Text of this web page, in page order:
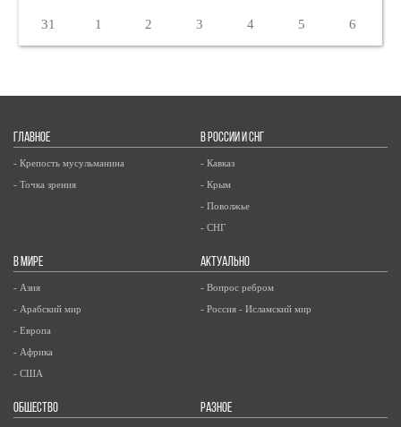
31 1 2 3 4 5 6
ГЛАВНОЕ
- Крепость мусульманина
- Точка зрения
В РОССИИ И СНГ
- Кавказ
- Крым
- Поволжье
- СНГ
В МИРЕ
- Азия
- Арабский мир
- Европа
- Африка
- США
АКТУАЛЬНО
- Вопрос ребром
- Россия - Исламский мир
ОБЩЕСТВО РАЗНОЕ